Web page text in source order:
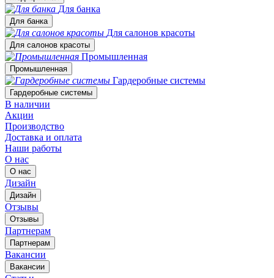
Для банка
Для банка
Для салонов красоты
Для салонов красоты
Промышленная
Промышленная
Гардеробные системы
Гардеробные системы
В наличии
Акции
Производство
Доставка и оплата
Наши работы
О нас
О нас
Дизайн
Дизайн
Отзывы
Отзывы
Партнерам
Партнерам
Вакансии
Вакансии